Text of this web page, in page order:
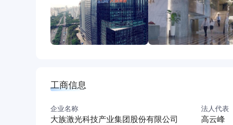
工商信息
企业名称
大族激光科技产业集团股份有限公司
法人代表
高云峰